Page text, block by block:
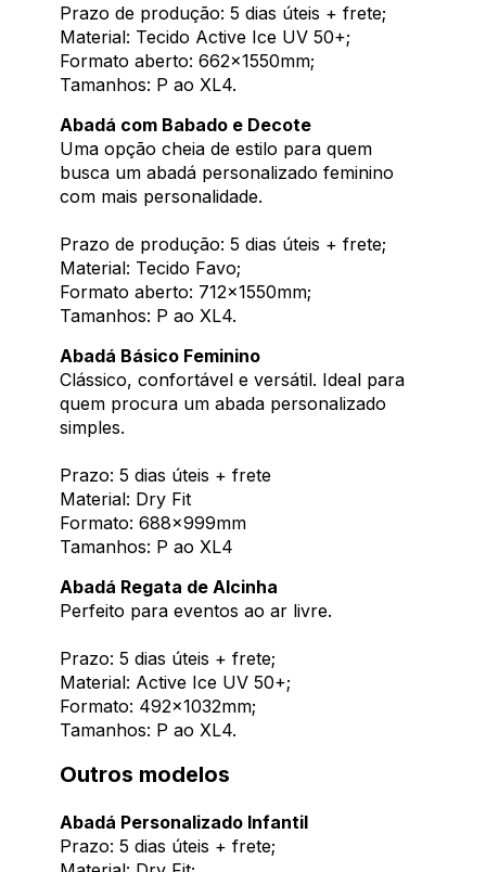
Prazo de produção: 5 dias úteis + frete;
Material: Tecido Active Ice UV 50+;
Formato aberto: 662x1550mm;
Tamanhos: P ao XL4.
Abadá com Babado e Decote
Uma opção cheia de estilo para quem
busca um abadá personalizado feminino
com mais personalidade.
Prazo de produção: 5 dias úteis + frete;
Material: Tecido Favo;
Formato aberto: 712x1550mm;
Tamanhos: P ao XL4.
Abadá Básico Feminino
Clássico, confortável e versátil. Ideal para
quem procura um abada personalizado
simples.
Prazo: 5 dias úteis + frete
Material: Dry Fit
Formato: 688x999mm
Tamanhos: P ao XL4
Abadá Regata de Alcinha
Perfeito para eventos ao ar livre.
Prazo: 5 dias úteis + frete;
Material: Active Ice UV 50+;
Formato: 492x1032mm;
Tamanhos: P ao XL4.
Outros modelos
Abadá Personalizado Infantil
Prazo: 5 dias úteis + frete;